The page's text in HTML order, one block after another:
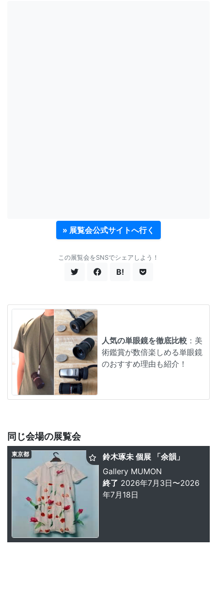
» 展覧会公式サイトへ行く
この展覧会をSNSでシェアしよう！
B!
人気の単眼鏡を徹底比較 ：美
術鑑賞が数倍楽しめる単眼鏡
のおすすめ理由も紹介！
同じ会場の展覧会
鈴木琢未 個展 「余韻」
Gallery MUMON
終了 2026年7月3日〜2026
年7月18日
東京都